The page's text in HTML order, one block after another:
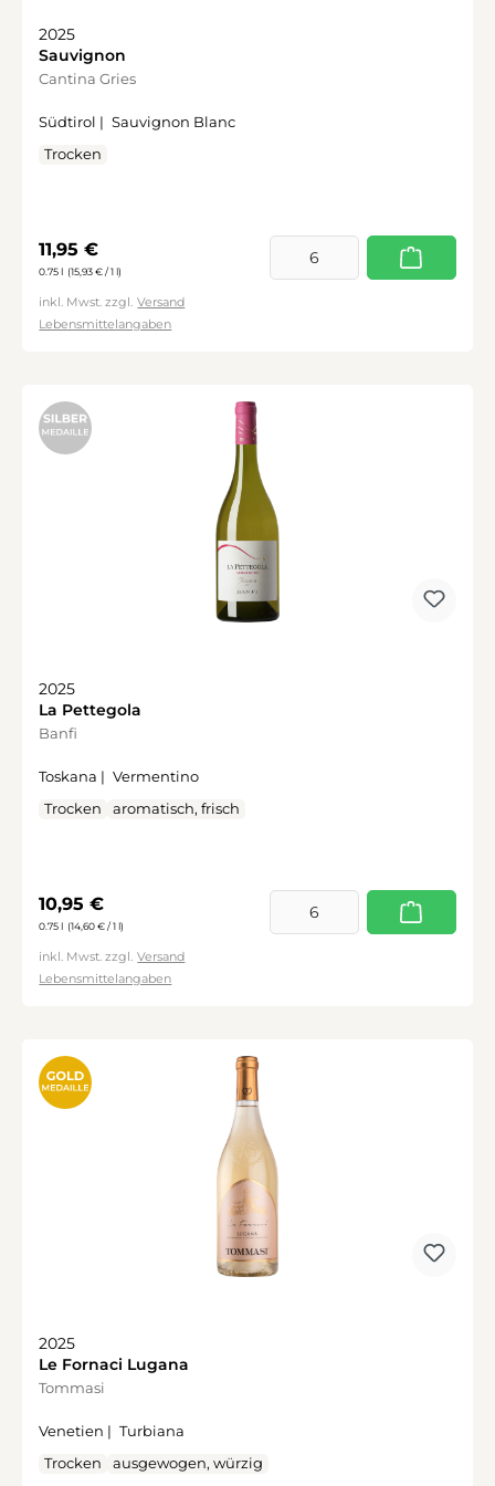
2025
Sauvignon
Cantina Gries
Südtirol | Sauvignon Blanc
Trocken
Regulärer Preis:
11,95 €
0.75 l (15,93 € / 1 l)
inkl. Mwst. zzgl. Versand
Lebensmittelangaben
2025
La Pettegola
Banfi
Toskana | Vermentino
Trocken
aromatisch, frisch
Regulärer Preis:
10,95 €
0.75 l (14,60 € / 1 l)
inkl. Mwst. zzgl. Versand
Lebensmittelangaben
2025
Le Fornaci Lugana
Tommasi
Venetien | Turbiana
Trocken
ausgewogen, würzig